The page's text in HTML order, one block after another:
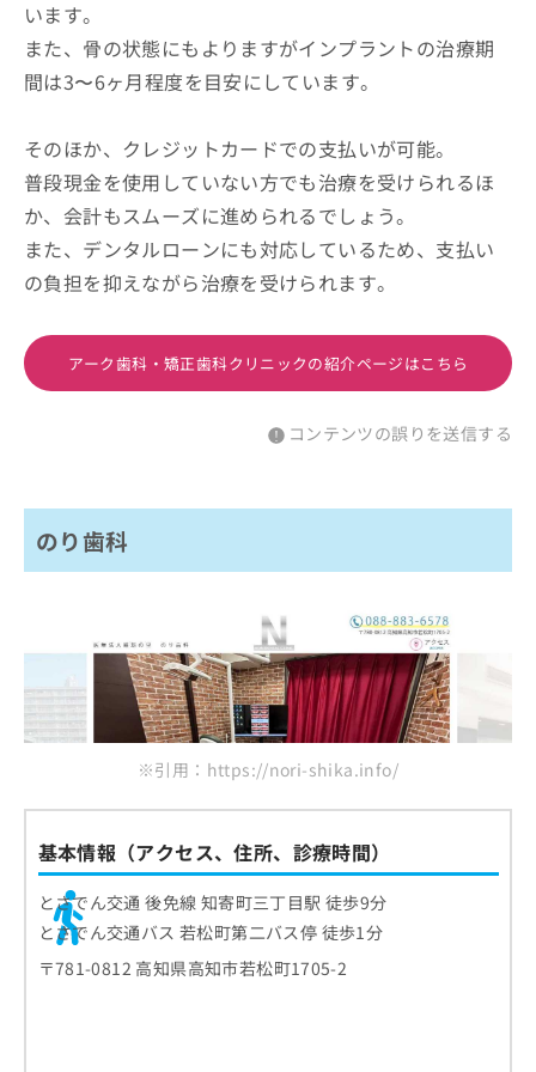
います。
また、骨の状態にもよりますがインプラントの治療期
間は3〜6ヶ月程度を目安にしています。
そのほか、クレジットカードでの支払いが可能。
普段現金を使用していない方でも治療を受けられるほ
か、会計もスムーズに進められるでしょう。
また、デンタルローンにも対応しているため、支払い
の負担を抑えながら治療を受けられます。
アーク歯科・矯正歯科クリニックの紹介ページはこちら
コンテンツの誤りを送信する
のり歯科
※引用：https://nori-shika.info/
基本情報（アクセス、住所、診療時間）
とさでん交通 後免線 知寄町三丁目駅 徒歩9分
とさでん交通バス 若松町第二バス停 徒歩1分
〒781-0812 高知県高知市若松町1705-2